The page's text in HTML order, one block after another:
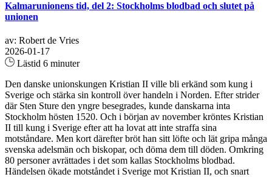
Kalmarunionens tid, del 2: Stockholms blodbad och slutet på
unionen
av: Robert de Vries
2026-01-17
Lästid 6 minuter
Den danske unionskungen Kristian II ville bli erkänd som kung i
Sverige och stärka sin kontroll över handeln i Norden. Efter strider
där Sten Sture den yngre besegrades, kunde danskarna inta
Stockholm hösten 1520. Och i början av november kröntes Kristian
II till kung i Sverige efter att ha lovat att inte straffa sina
motståndare. Men kort därefter bröt han sitt löfte och lät gripa många
svenska adelsmän och biskopar, och döma dem till döden. Omkring
80 personer avrättades i det som kallas Stockholms blodbad.
Händelsen ökade motståndet i Sverige mot Kristian II, och snart